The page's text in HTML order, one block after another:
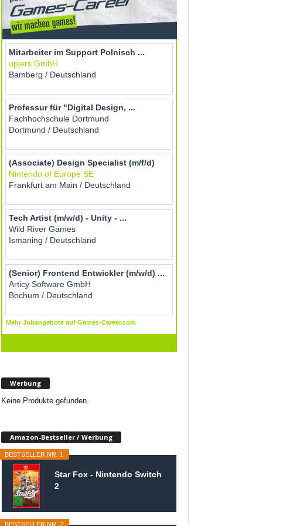
Werbung
Keine Produkte gefunden.
Amazon-Bestseller / Werbung
BESTSELLER NR. 1
Star Fox - Nintendo Switch
2
BESTSELLER NR. 2